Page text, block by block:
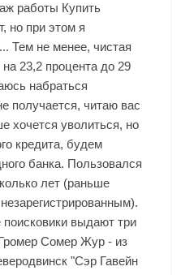
работы Купить
но при этом я
Тем не менее, чистая
23,2 процента до 29
набраться
получается, читаю вас
хочется уволиться, но
кредита, будем
банка. Пользовался
лет (раньше
выдают три
Сомер Жур - из
"Сэр Гавейн